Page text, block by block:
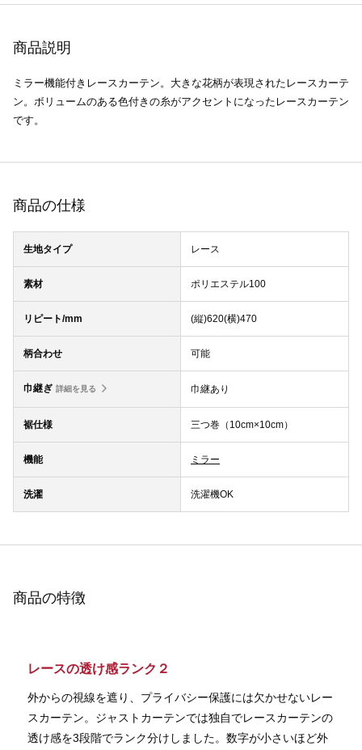
商品説明
ミラー機能付きレースカーテン。大きな花柄が表現されたレースカーテ
ン。ボリュームのある色付きの糸がアクセントになったレースカーテン
です。
商品の仕様
生地タイプ レース
素材 ポリエステル100
リピート/mm (縦)620(横)470
柄合わせ 可能
巾継ぎ 詳細を見る 巾継あり
裾仕様 三つ巻（10cm×10cm）
機能 ミラー
洗濯 洗濯機OK
商品の特徴
レースの透け感ランク２
外からの視線を遮り、プライバシー保護には欠かせないレー
スカーテン。ジャストカーテンでは独自でレースカーテンの
透け感を3段階でランク分けしました。数字が小さいほど外